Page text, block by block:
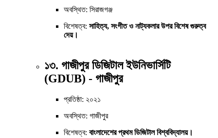
অবস্থিত: সিরাজগঞ্জ
বিশেষত্ব: সাহিত্য, সংগীত ও নাট্যকলার উপর বিশেষ গুরুত্ব
দেয়।
১৩. গাজীপুর ডিজিটাল ইউনিভার্সিটি
(GDUB) - গাজীপুর
প্রতিষ্ঠা: ২০২১
অবস্থিত: গাজীপুর
বিশেষত্ব: বাংলাদেশের প্রথম ডিজিটাল বিশ্ববিদ্যালয়।